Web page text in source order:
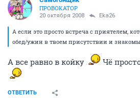
ПРОВОКАТОР
20 октября 2008 Eka26
А если это просто встреча с приятелем,
обед/ужин в твоем присутствии и
А все равно в койку Чё
ОТВЕТИТЬ